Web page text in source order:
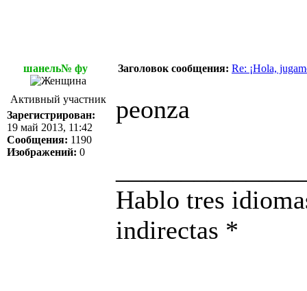
шанель№ фу Заголовок сообщения: Re: ¡Hola,
Активный участник
Зарегистрирован:
19 май 2013, 11:42
Сообщения: 1190
Изображений: 0
peonza
Hablo tres
indirectas *